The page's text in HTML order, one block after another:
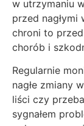
w utrzymaniu
przed nagłymi
chroni to
chorób i
Regularnie
nagłe zmiany
liści czy
sygnałem